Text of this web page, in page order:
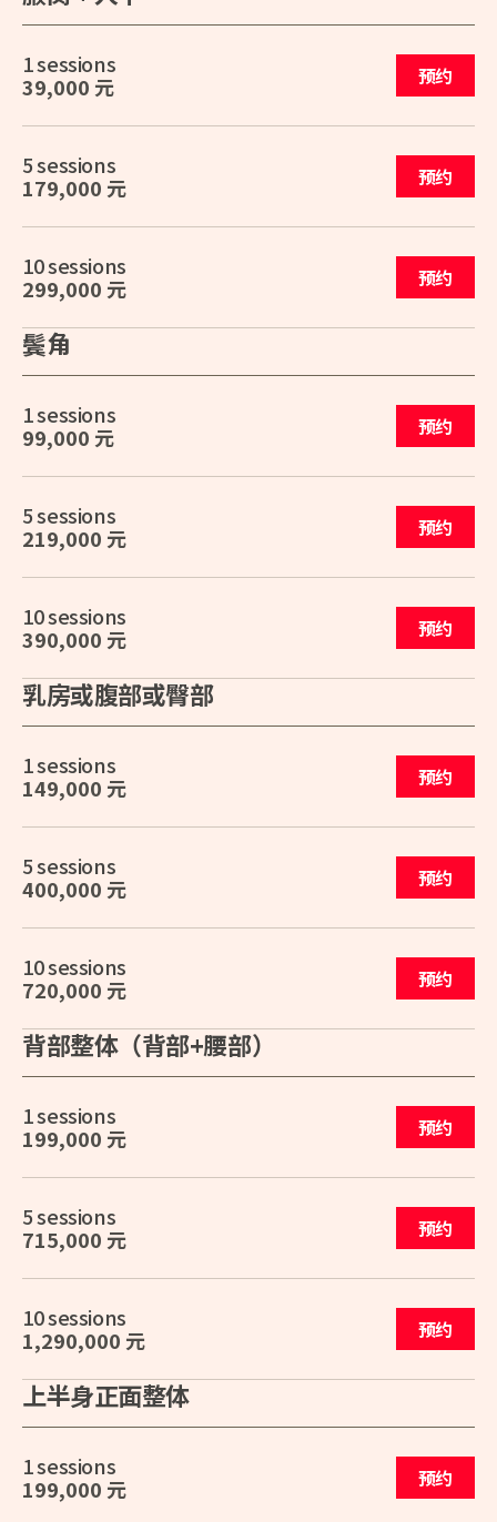
1 sessions
39,000 元
预约
5 sessions
179,000 元
预约
10 sessions
299,000 元
预约
鬓角
1 sessions
99,000 元
预约
5 sessions
219,000 元
预约
10 sessions
390,000 元
预约
乳房或腹部或臀部
1 sessions
149,000 元
预约
5 sessions
400,000 元
预约
10 sessions
720,000 元
预约
背部整体（背部+腰部）
1 sessions
199,000 元
预约
5 sessions
715,000 元
预约
10 sessions
1,290,000 元
预约
上半身正面整体
1 sessions
199,000 元
预约